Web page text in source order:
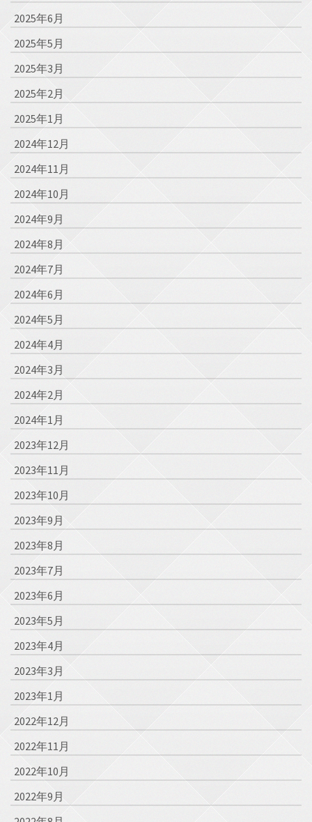
2025年6月
2025年5月
2025年3月
2025年2月
2025年1月
2024年12月
2024年11月
2024年10月
2024年9月
2024年8月
2024年7月
2024年6月
2024年5月
2024年4月
2024年3月
2024年2月
2024年1月
2023年12月
2023年11月
2023年10月
2023年9月
2023年8月
2023年7月
2023年6月
2023年5月
2023年4月
2023年3月
2023年1月
2022年12月
2022年11月
2022年10月
2022年9月